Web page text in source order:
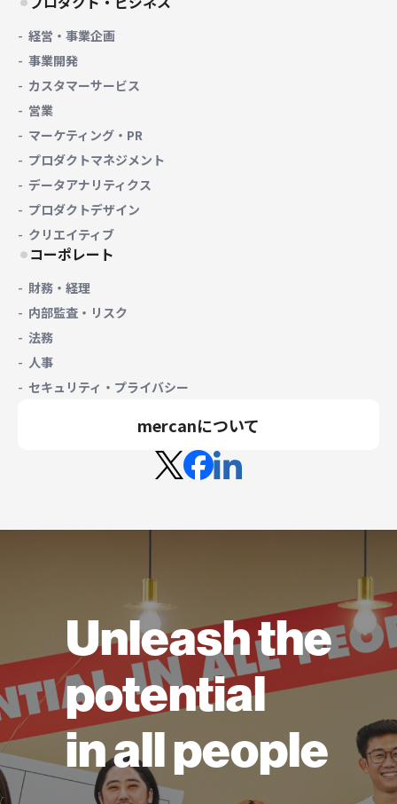
経営・事業企画
事業開発
カスタマーサービス
営業
マーケティング・PR
プロダクトマネジメント
データアナリティクス
プロダクトデザイン
クリエイティブ
コーポレート
財務・経理
内部監査・リスク
法務
人事
セキュリティ・プライバシー
mercanについて
Unleash the
potential
in all people